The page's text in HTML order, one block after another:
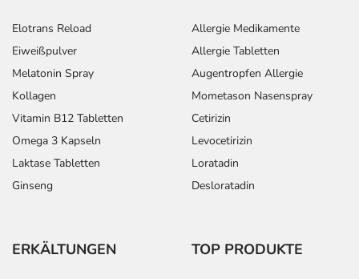
Elotrans Reload
Eiweißpulver
Melatonin Spray
Kollagen
Vitamin B12 Tabletten
Omega 3 Kapseln
Laktase Tabletten
Ginseng
Allergie Medikamente
Allergie Tabletten
Augentropfen Allergie
Mometason Nasenspray
Cetirizin
Levocetirizin
Loratadin
Desloratadin
ERKÄLTUNGEN TOP PRODUKTE